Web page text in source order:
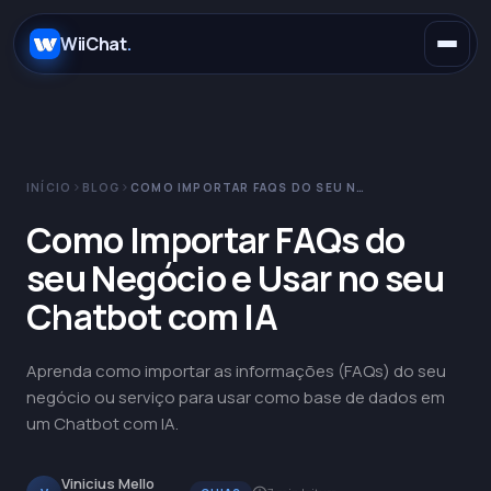
WiiChat.
E-commerce
Concessionárias
Saúde
WhatsApp
Telegram
OpenAI
INÍCIO BLOG COMO IMPORTAR FAQS DO SEU NEGÓCIO E USAR NO SEU CHATBOT COM IA
Como Importar FAQs do
seu Negócio e Usar no seu
Chatbot com IA
Aprenda como importar as informações (FAQs) do seu
negócio ou serviço para usar como base de dados em
um Chatbot com IA.
Vinicius Mello